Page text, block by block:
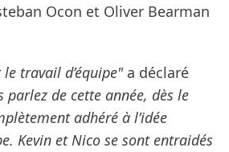
Ocon et Oliver Bearman
le travail d’équipe"a déclaré
parlez de cette année, dès le
adhéré à l’idée
Kevin et Nico se sont entraidés